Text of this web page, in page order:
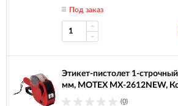
Под заказ
Этикет-пистолет 1-
мм, MOTEX МХ-2612NEW,
(0)